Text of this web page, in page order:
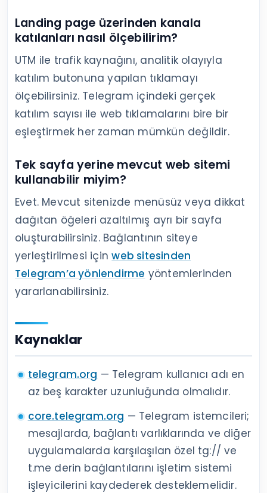
Landing page üzerinden kanala
katılanları nasıl ölçebilirim?
UTM ile trafik kaynağını, analitik olayıyla
katılım butonuna yapılan tıklamayı
ölçebilirsiniz. Telegram içindeki gerçek
katılım sayısı ile web tıklamalarını bire bir
eşleştirmek her zaman mümkün değildir.
Tek sayfa yerine mevcut web sitemi
kullanabilir miyim?
Evet. Mevcut sitenizde menüsüz veya dikkat
dağıtan öğeleri azaltılmış ayrı bir sayfa
oluşturabilirsiniz. Bağlantının siteye
yerleştirilmesi içinweb sitesinden
Telegram’a yönlendirme yöntemlerinden
yararlanabilirsiniz.
Kaynaklar
telegram.org — Telegram kullanıcı adı en
az beş karakter uzunluğunda olmalıdır.
core.telegram.org — Telegram istemcileri;
mesajlarda, bağlantı varlıklarında ve diğer
uygulamalarda karşılaşılan özel tg:// ve
t.me derin bağlantılarını işletim sistemi
işleyicilerini kaydederek desteklemelidir.